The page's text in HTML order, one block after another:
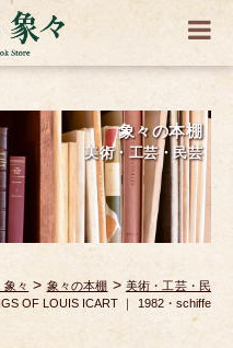
象々の本棚
美術・工芸・民芸
々 > 象々の本棚 > 美術・工芸・民
OF LOUIS ICART ｜ 1982・schiffe